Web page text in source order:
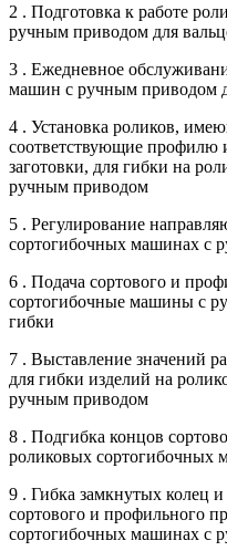
2 . Подготовка к работе
ручным приводом для
3 . Ежедневное
машин с ручным приводом
4 . Установка роликов,
соответствующие профилю
заготовки, для гибки на
ручным приводом
5 . Регулирование
сортогибочных машинах с
6 . Подача сортового и
сортогибочные машины с
гибки
7 . Выставление значений
для гибки изделий на
ручным приводом
8 . Подгибка концов
роликовых сортогибочных
9 . Гибка замкнутых колец
сортового и профильного
сортогибочных машинах с